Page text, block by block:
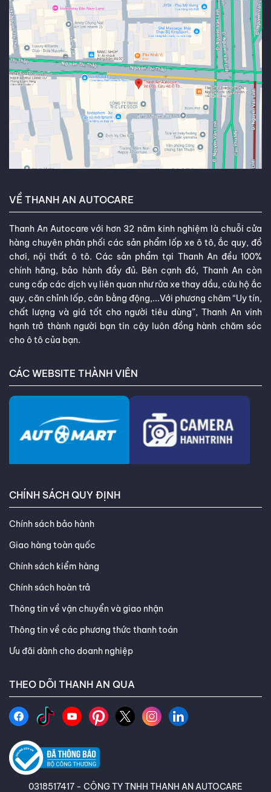
VỀ THANH AN AUTOCARE
Thanh An Autocare với hơn 32 năm kinh nghiệm là chuỗi cửa
hàng chuyên phân phối các sản phẩm lốp xe ô tô, ắc quy, đồ
chơi, nội thất ô tô. Các sản phẩm tại Thanh An đều 100%
chính hãng, bảo hành đầy đủ. Bên cạnh đó, Thanh An còn
cung cấp các dịch vụ liên quan như rửa xe thay dầu, cứu hộ ắc
quy, căn chỉnh lốp, cân bằng động,...Với phương châm “Uy tín,
chất lượng và giá tốt cho người tiêu dùng”, Thanh An vinh
hạnh trở thành người bạn tin cậy luôn đồng hành chăm sóc
cho ô tô của bạn.
CÁC WEBSITE THÀNH VIÊN
CHÍNH SÁCH QUY ĐỊNH
Chính sách bảo hành
Giao hàng toàn quốc
Chính sách kiểm hàng
Chính sách hoàn trả
Thông tin về vận chuyển và giao nhận
Thông tin về các phương thức thanh toán
Ưu đãi dành cho doanh nghiệp
THEO DÕI THANH AN QUA
0318517417 - CÔNG TY TNHH THANH AN AUTOCARE